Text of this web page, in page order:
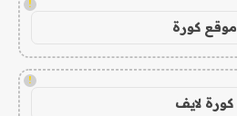
!
موقع كورة
!
كورة لايف